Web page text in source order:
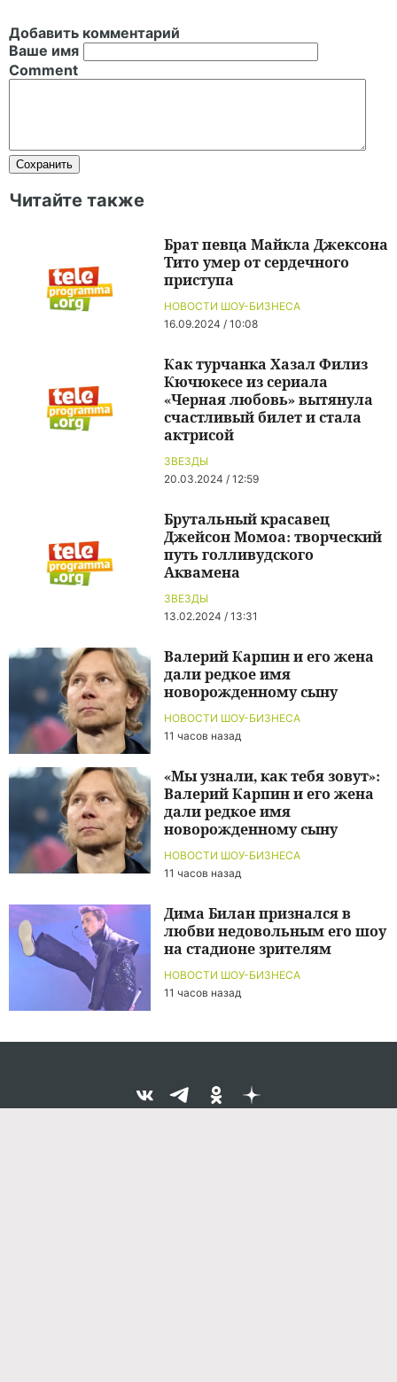
Добавить комментарий
Ваше имя
Comment
Читайте также
НОВОСТИ ШОУ-БИЗНЕСА
16.09.2024 / 10:08
Брат певца Майкла Джексона
Тито умер от сердечного
приступа
ЗВЕЗДЫ
20.03.2024 / 12:59
Как турчанка Хазал Филиз
Кючюкесе из сериала
«Черная любовь» вытянула
счастливый билет и стала
актрисой
ЗВЕЗДЫ
13.02.2024 / 13:31
Брутальный красавец
Джейсон Момоа: творческий
путь голливудского
Аквамена
НОВОСТИ ШОУ-БИЗНЕСА
11 часов назад
Валерий Карпин и его жена
дали редкое имя
новорожденному сыну
НОВОСТИ ШОУ-БИЗНЕСА
11 часов назад
«Мы узнали, как тебя зовут»:
Валерий Карпин и его жена
дали редкое имя
новорожденному сыну
НОВОСТИ ШОУ-БИЗНЕСА
11 часов назад
Дима Билан признался в
любви недовольным его шоу
на стадионе зрителям